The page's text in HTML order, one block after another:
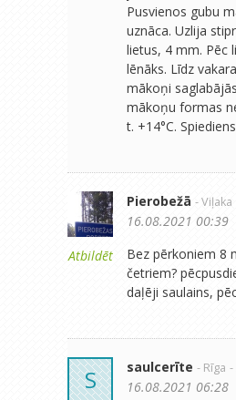
Pusvienos gubu
uznāca. Uzlija
lietus, 4 mm. Pēc
lēnāks. Līdz
mākoņi
mākoņu formas
t. +14°C.
Atbildēt
Pierobežā - Viļaka
16.08.2021 00:39
Bez pērkoniem 8
četriem?
daļēji saulains,
S saulcerīte - Rīga -
16.08.2021 06:28